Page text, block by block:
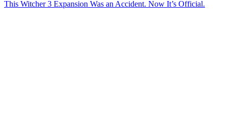
This Witcher 3 Expansion Was an Accident. Now It’s Official.